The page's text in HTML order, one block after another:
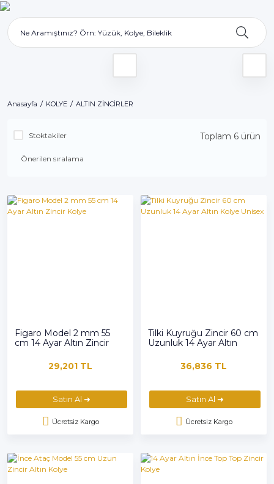
Anasayfa KOLYE ALTIN ZİNCİRLER
Stoktakiler Toplam 6 ürün
Figaro Model 2 mm 55
cm 14 Ayar Altın Zincir
29,201 TL
Satın Al ➜
Ücretsiz Kargo
Tilki Kuyruğu Zincir 60 cm
Uzunluk 14 Ayar Altın
36,836 TL
Satın Al ➜
Ücretsiz Kargo